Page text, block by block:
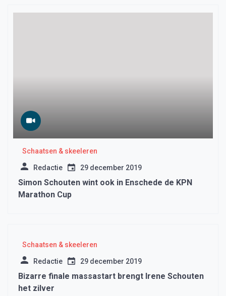
Schaatsen & skeeleren
Redactie 29 december 2019
Simon Schouten wint ook in Enschede de KPN
Marathon Cup
Schaatsen & skeeleren
Redactie 29 december 2019
Bizarre finale massastart brengt Irene Schouten
het zilver